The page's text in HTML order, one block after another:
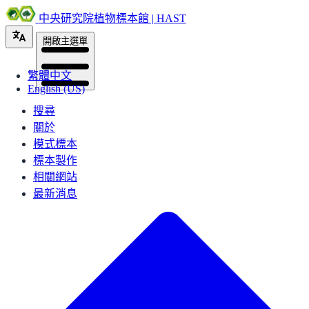
中央研究院植物標本館 | HAST
繁體中文
English (US)
開啟主選單
搜尋
關於
模式標本
標本製作
相關網站
最新消息